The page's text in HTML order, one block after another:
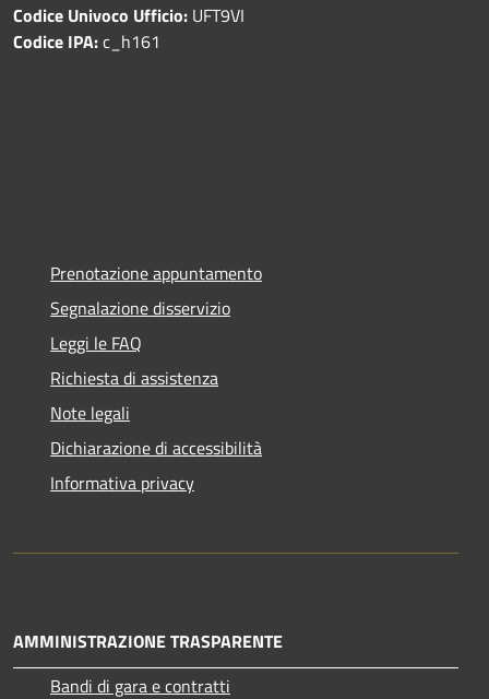
Codice Univoco Ufficio: UFT9VI
Codice IPA:c_h161
Prenotazione appuntamento
Segnalazione disservizio
Leggi le FAQ
Richiesta di assistenza
Note legali
Dichiarazione di accessibilità
Informativa privacy
AMMINISTRAZIONE TRASPARENTE
Bandi di gara e contratti